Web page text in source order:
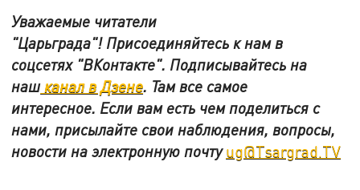
Уважаемые читатели
"Царьграда"! Присоединяйтесь к нам в
соцсетях "ВКонтакте". Подписывайтесь на
нашканал в Дзене. Там все самое
интересное. Если вам есть чем поделиться с
нами, присылайте свои наблюдения, вопросы,
новости на электронную почтуug@Tsargrad.TV